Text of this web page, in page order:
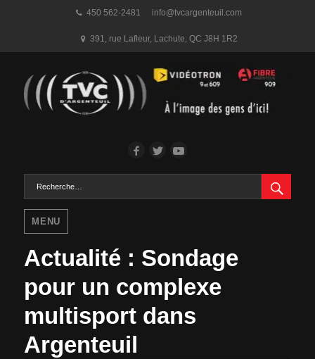
450 562-2481 info@tvcargenteuil.com
391, rue Lafleur, Lachute, QC J8H 1R2
Facebook
TwitterYouTube
Rechercher :
MENU
Actualité : Sondage
pour un complexe
multisport dans
Argenteuil